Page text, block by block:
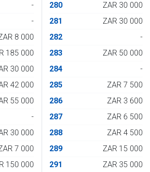
-
-
8 000
185 000
30 000
42 000
55 000
-
30 000
7 000
150 000
280
ZAR 30 000
281
ZAR 30 000
282
-
283
ZAR 50 000
284
-
285
ZAR 7 500
286
ZAR 3 600
287
ZAR 6 500
288
ZAR 4 500
289
ZAR 15 000
291
ZAR 35 000